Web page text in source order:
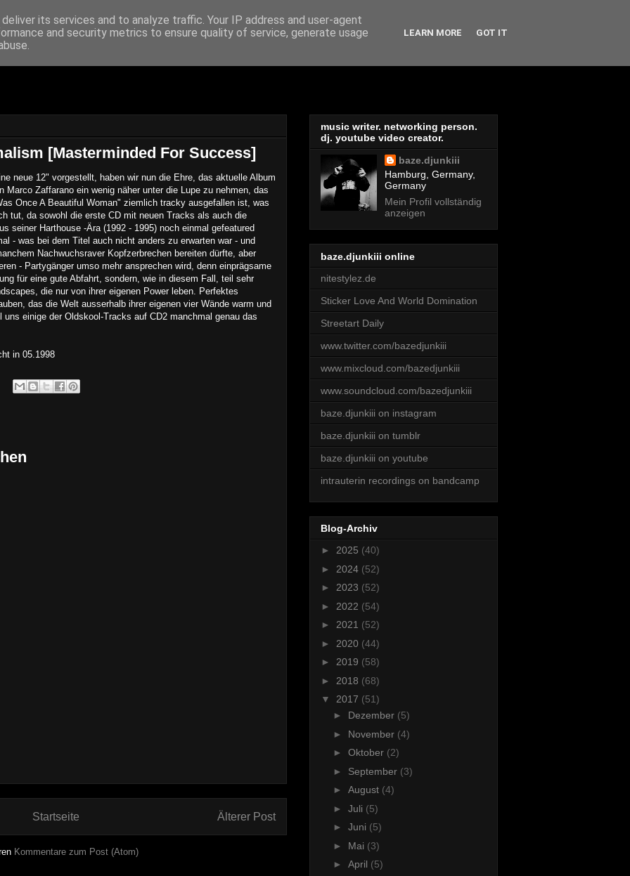
The Archive
[Masterminded For Success]
neue 12" vorgestell t, haben wir nun die Ehre, das aktuelle Album
Marco Zaffarano ein wenig näher unter die Lupe zu nehmen, das
Once A Beautiful Woman" ziemlich tracky ausgefallen ist, was
tut, da sowohl die erste CD mit neuen Tracks als auch die
seiner Harthouse -Ära (1992 - 1995) noch einmal gefeatured
- was bei dem Titel auch nicht anders zu erwarten war - und
Nachwuchsraver Kopfzerbrechen bereiten dürfte, aber
n - Partygänger umso mehr ansprechen wird, denn einprägsame
für eine gute Abfahrt, sondern, wie in diesem Fall, teil sehr
die nur von ihrer eigenen Power leben. Perfektes
das die Welt ausserhalb ihrer eigenen vier Wände warm und
einige der Oldskool-Tracks auf CD2 manchmal genau das
in 05.1998
Älterer Post
Startseite
Kommentare zum Post (Atom)
music writer. networking person.
dj. youtube video creator.
baze.djunkiii
Hamburg, Germany,
Germany
Mein Profil vollständig
anzeigen
baze.djunkiii online
nitestylez.de
Sticker Love And World Domination
Streetart Daily
www.twitter.com/bazedjunkiii
www.mixcloud.com/bazedjunkiii
www.soundcloud.com/bazedjunkiii
baze.djunkiii on instagram
baze.djunkiii on tumblr
baze.djunkiii on youtube
intrauterin recordings on bandcamp
Blog-Archiv
► 2025 (40)
► 2024 (52)
► 2023 (52)
► 2022 (54)
► 2021 (52)
► 2020 (44)
► 2019 (58)
► 2018 (68)
▼ 2017 (51)
► Dezember (5)
► November (4)
► Oktober (2)
► September (3)
► August (4)
► Juli (5)
► Juni (5)
► Mai (3)
► April (5)
its services and to analyze traffic. Your IP address and user-agent
and security metrics to ensure quality of service, generate usage
LEARN MORE GOT IT